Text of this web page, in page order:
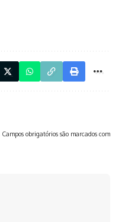
Campos obrigatórios são marcados com